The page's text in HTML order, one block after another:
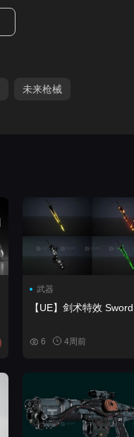
未来枪械
武器
【UE】剑术特效
6 4周前